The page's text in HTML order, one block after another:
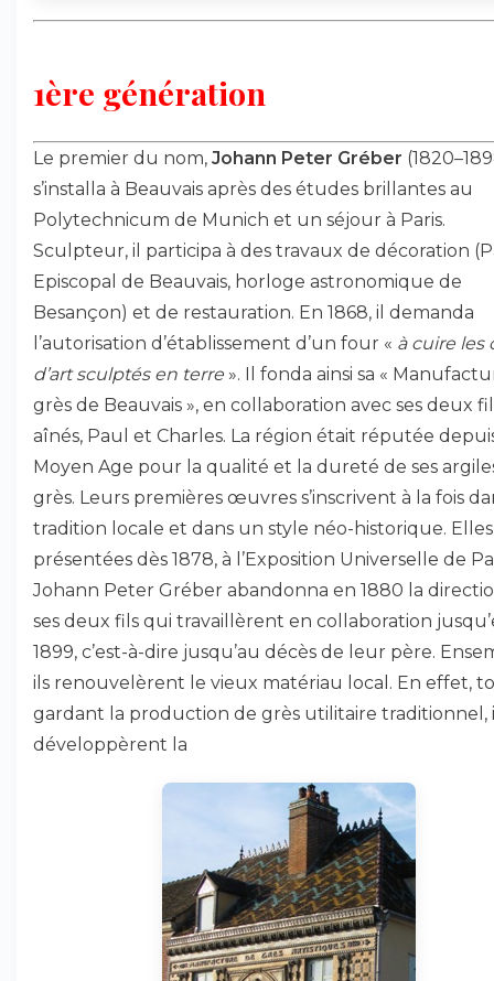
1ère génération
Le premier du nom, Johann Peter Gréber
s’installa à Beauvais après des études brillantes au
Polytechnicum de Munich et un séjour à Paris.
Sculpteur, il participa à des travaux de décoration
Episcopal de Beauvais, horloge astronomique de
Besançon) et de restauration. En 1868, il demanda
l’autorisation d’établissement d’un four « à cuire les
d’art sculptés en terre ». Il fonda ainsi sa «
grès de Beauvais », en collaboration avec ses deux
aînés, Paul et Charles. La région était réputée
Moyen Age pour la qualité et la dureté de ses
grès. Leurs premières œuvres s’inscrivent à la fois
tradition locale et dans un style néo-historique.
présentées dès 1878, à l’Exposition Universelle de
Johann Peter Gréber abandonna en 1880 la
ses deux fils qui travaillèrent en collaboration
1899, c’est-à-dire jusqu’au décès de leur père.
ils renouvelèrent le vieux matériau local. En effet,
gardant la production de grès utilitaire traditionnel,
développèrent la